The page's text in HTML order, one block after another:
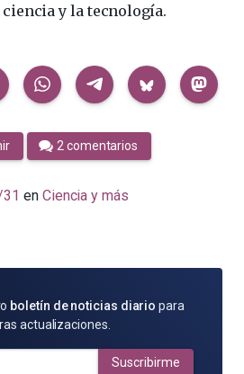
y la tecnología.
2 comentarios
en Ciencia y más
boletín de noticias diario para
actualizaciones.
Suscribirme